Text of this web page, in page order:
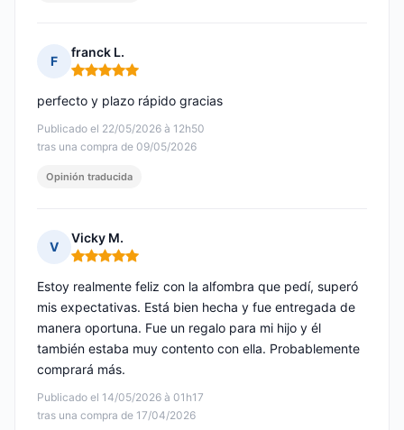
F
franck L.
Nota: 5 de 5
Publicado el 22/05/2026 à 12h50
tras una compra de 09/05/2026
perfecto y plazo rápido gracias
Opinión traducida
V
Vicky M.
Nota: 5 de 5
Publicado el 14/05/2026 à 01h17
tras una compra de 17/04/2026
Estoy realmente feliz con la alfombra que pedí, superó
mis expectativas. Está bien hecha y fue entregada de
manera oportuna. Fue un regalo para mi hijo y él
también estaba muy contento con ella. Probablemente
comprará más.